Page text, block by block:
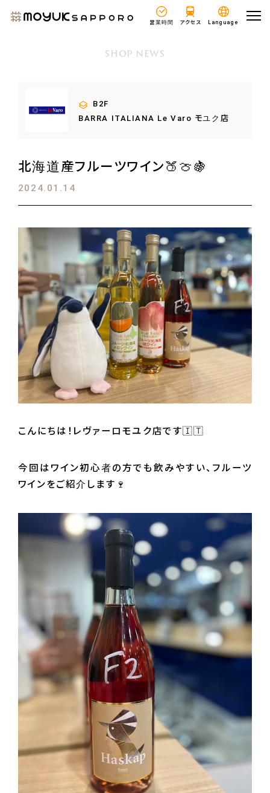
営業時間 アクセス Language
SHOP NEWS
北海道産フルーツワイン🍑🍈🍇
2024.01.14
B2F
BARRA ITALIANA Le Varo モユク店
こんにちは！レヴァーロモユク店です🇮🇹
今回はワイン初心者の方でも飲みやすい、フルーツ
ワインをご紹介します🍷